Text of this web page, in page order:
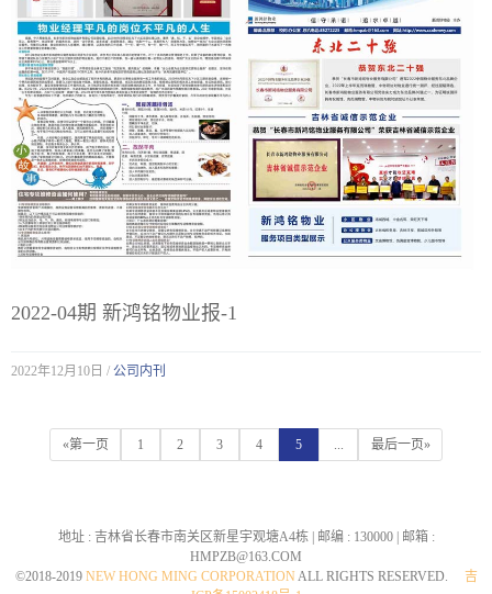
2022-04期 新鸿铭物业报-1
2022年12月10日 / 公司内刊
«第一页 1 2 3 4 5 ... 最后一页»
地址 : 吉林省长春市南关区新星宇观塘A4栋| 邮编 : 130000| 邮箱 :
HMPZB@163.COM
©2018-2019 NEW HONG MING CORPORATION ALL RIGHTS RESERVED. 吉